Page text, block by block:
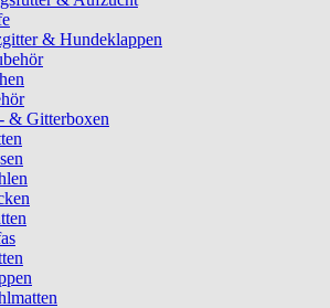
& Hundeklappen
& Gitterboxen